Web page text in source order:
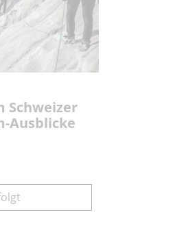
Schweizer
Ausblicke